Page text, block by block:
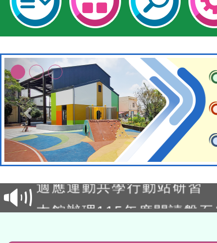
本校115學年度第2次代理
適應運動共學行動站研習
本館辦理115年度閱讀磐